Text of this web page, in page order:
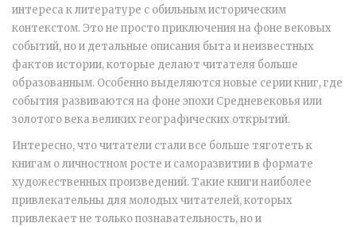
интереса к литературе c обильным историческим
контекстом. Это не просто приключения на фоне вековых
событий, но и детальные описания быта и неизвестных
фактов истории, которые делают читателя больше
образованным. Особенно выделяются новые серии книг, где
события развиваются на фоне эпохи Средневековья или
золотого века великих географических открытий.
Интересно, что читатели стали все больше тяготеть к
книгам о личностном росте и саморазвитии в формате
художественных произведений. Такие книги наиболее
привлекательны для молодых читателей, которых
привлекает не только познавательность, но и